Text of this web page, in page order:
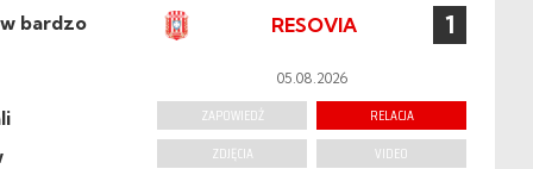
bardzo
RESOVIA 1
05.08.2026
ZAPOWIEDŹ
RELACJA
ZDJĘCIA
VIDEO